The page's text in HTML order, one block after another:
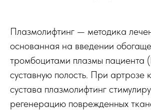
Плазмолифтинг — методика
основанная на введении
тромбоцитами плазмы пациента
суставную полость. При артрозе
сустава плазмолифтинг
регенерацию поврежденных